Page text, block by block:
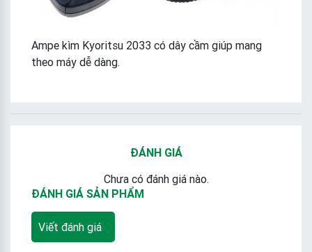
Ampe kìm Kyoritsu 2033 có dây cầm giúp mang
theo máy dễ dàng.
ĐÁNH GIÁ
Chưa có đánh giá nào.
ĐÁNH GIÁ SẢN PHẨM
Viết đánh giá